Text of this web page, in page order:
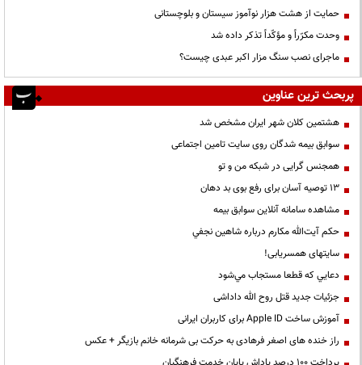
حمایت از هشت هزار نوآموز سیستان و بلوچستانی
وحدت مکرّراً و مؤکّداً تذکر داده شد
ماجرای نصب سنگ مزار اکبر عبدی چیست؟
پربحث ترین عناوین
هشتمین کلان شهر ایران مشخص شد
سوابق بیمه شدگان روی سایت تامین اجتماعی
همجنس گرایی در شبکه من و تو
13 توصیه آسان برای رفع بوی بد دهان
مشاهده سامانه آنلاين سوابق بیمه
حكم آيت‌الله مكارم درباره شاهين نجفي
سایتهای همسریابی!
دعايي كه قطعا مستجاب مي‌شود
جزئیات جدید قتل روح الله داداشی
آموزش ساخت Apple ID برای کاربران ایرانی
راز خنده های اصغر فرهادی به حرکت بی شرمانه خانم بازیگر + عکس